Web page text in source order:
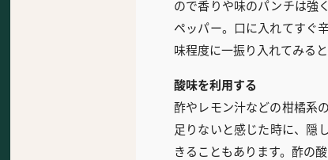
ので香りや味のパンチは強
ペッパー。口に入れてすぐ
味程度に一振り入れてみる
酸味を利用する
酢やレモン汁などの柑橘系
足りないと感じた時に、隠
きることもあります。酢の